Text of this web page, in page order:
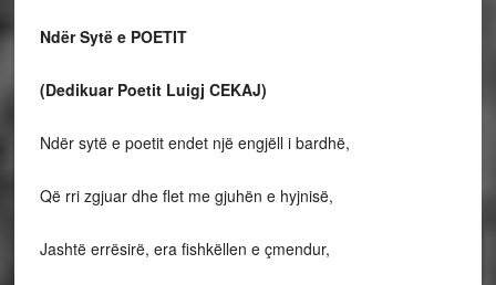
Ndër Sytë e POETIT
(Dedikuar Poetit Luigj CEKAJ)
Ndër sytë e poetit endet një engjëll i bardhë,
Që rri zgjuar dhe flet me gjuhën e hyjnisë,
Jashtë errësirë, era fishkëllen e çmendur,